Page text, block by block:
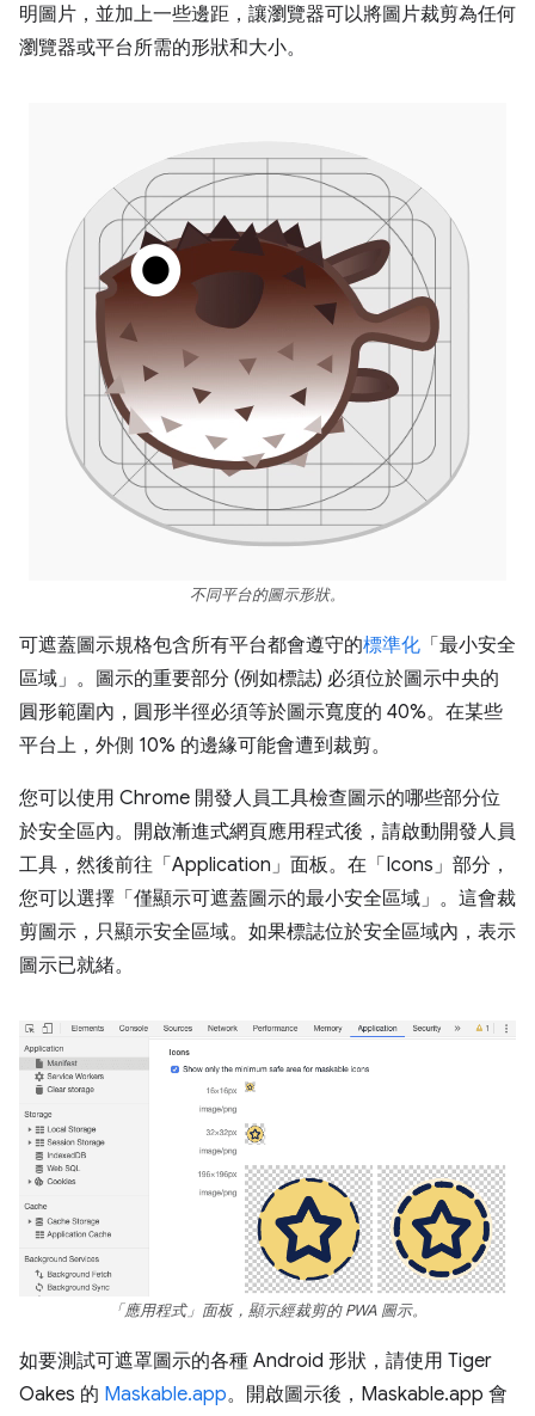
明圖片，並加上一些邊距，讓瀏覽器可以將圖片裁剪為任何
瀏覽器或平台所需的形狀和大小。
不同平台的圖示形狀。
可遮蓋圖示規格包含所有平台都會遵守的標準化 「最小安全
區域」。圖示的重要部分 (例如標誌) 必須位於圖示中央的
圓形範圍內，圓形半徑必須等於圖示寬度的 40%。在某些
平台上，外側 10% 的邊緣可能會遭到裁剪。
您可以使用 Chrome 開發人員工具檢查圖示的哪些部分位
於安全區內。開啟漸進式網頁應用程式後，請啟動開發人員
工具，然後前往「Application」 面板。在「Icons」 部分，
您可以選擇「僅顯示可遮蓋圖示的最小安全區域」 。這會裁
剪圖示，只顯示安全區域。如果標誌位於安全區域內，表示
圖示已就緒。
「應用程式」面板，顯示經裁剪的 PWA 圖示。
如要測試可遮罩圖示的各種 Android 形狀，請使用 Tiger
Oakes 的 Maskable.app。開啟圖示後，Maskable.app 會